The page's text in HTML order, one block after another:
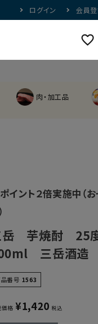
ログイン 会員
favorite_border
肉・加工品
イント２倍実施中（
岳 芋焼酎 25
三岳酒造
番号 1563
価格 ¥1,420 税込